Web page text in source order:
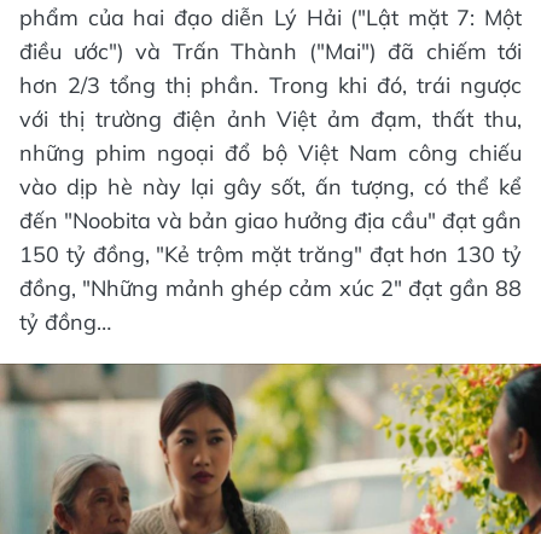
phẩm của hai đạo diễn Lý Hải ("Lật mặt 7: Một
điều ước") và Trấn Thành ("Mai") đã chiếm tới
hơn 2/3 tổng thị phần. Trong khi đó, trái ngược
với thị trường điện ảnh Việt ảm đạm, thất thu,
những phim ngoại đổ bộ Việt Nam công chiếu
vào dịp hè này lại gây sốt, ấn tượng, có thể kể
đến "Noobita và bản giao hưởng địa cầu" đạt gần
150 tỷ đồng, "Kẻ trộm mặt trăng" đạt hơn 130 tỷ
đồng, "Những mảnh ghép cảm xúc 2" đạt gần 88
tỷ đồng…